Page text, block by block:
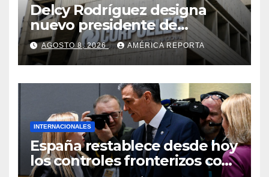
Delcy Rodríguez designa
nuevo presidente de
Corpoelec y nuevo
viceministro de Servicios
Eléctricos
AGOSTO 8, 2026 AMÉRICA REPORTA
INTERNACIONALES
España restablece desde hoy
los controles fronterizos con